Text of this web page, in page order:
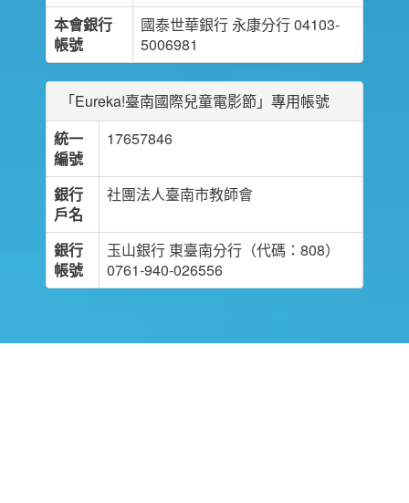
本會銀行
帳號
國泰世華銀行 永康分行 04103-
5006981
「Eureka!臺南國際兒童電影節」專用帳號
統一
編號
17657846
銀行
戶名
社團法人臺南市教師會
銀行
帳號
玉山銀行 東臺南分行（代碼：808）
0761-940-026556